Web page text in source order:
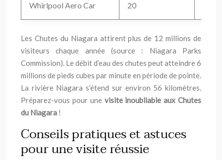
Whirlpool Aero Car 20
Les Chutes du Niagara attirent plus de 12 millions de
visiteurs chaque année (source : Niagara Parks
Commission). Le débit d’eau des chutes peut atteindre 6
millions de pieds cubes par minute en période de pointe.
La rivière Niagara s’étend sur environ 56 kilomètres.
Préparez-vous pour une visite inoubliable aux Chutes
du Niagara !
Conseils pratiques et astuces
pour une visite réussie